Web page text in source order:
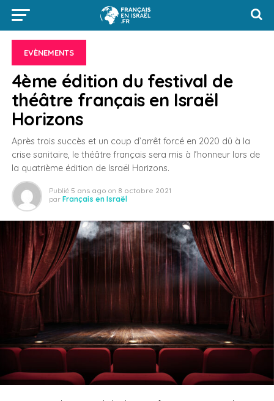
EVÈNEMENTS
4ème édition du festival de
théâtre français en Israël
Horizons
Après trois succès et un coup d’arrêt forcé en 2020 dû à la
crise sanitaire, le théâtre français sera mis à l’honneur lors de
la quatrième édition de Israël Horizons.
Publié 5 ans ago on 8 octobre 2021
par Français en Israël